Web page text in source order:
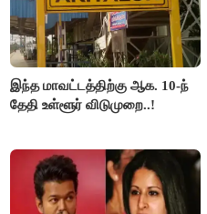
இந்த மாவட்டத்திற்கு ஆக. 10-ந்
தேதி உள்ளூர் விடுமுறை..!